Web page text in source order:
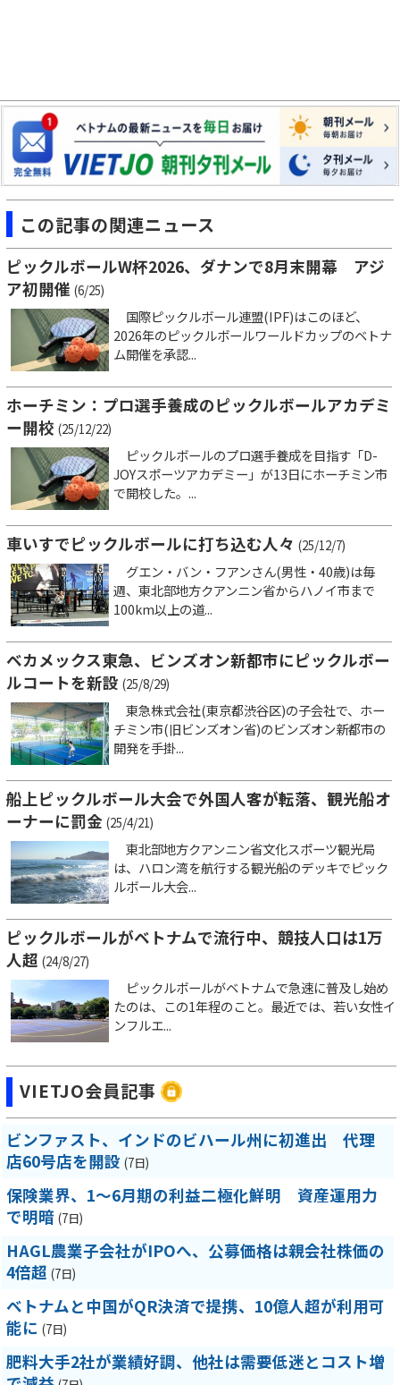
この記事の関連ニュース
ピックルボールW杯2026、ダナンで8月末開幕 アジ
ア初開催 (6/25)
国際ピックルボール連盟(IPF)はこのほど、
2026年のピックルボールワールドカップのベトナ
ム開催を承認...
ホーチミン：プロ選手養成のピックルボールアカデミ
ー開校 (25/12/22)
ピックルボールのプロ選手養成を目指す「D-
JOYスポーツアカデミー」が13日にホーチミン市
で開校した。...
車いすでピックルボールに打ち込む人々 (25/12/7)
グエン・バン・フアンさん(男性・40歳)は毎
週、東北部地方クアンニン省からハノイ市まで
100km以上の道...
ベカメックス東急、ビンズオン新都市にピックルボー
ルコートを新設 (25/8/29)
東急株式会社(東京都渋谷区)の子会社で、ホー
チミン市(旧ビンズオン省)のビンズオン新都市の
開発を手掛...
船上ピックルボール大会で外国人客が転落、観光船オ
ーナーに罰金 (25/4/21)
東北部地方クアンニン省文化スポーツ観光局
は、ハロン湾を航行する観光船のデッキでピック
ルボール大会...
ピックルボールがベトナムで流行中、競技人口は1万
人超 (24/8/27)
ピックルボールがベトナムで急速に普及し始め
たのは、この1年程のこと。最近では、若い女性イ
ンフルエ...
VIETJO会員記事
ビンファスト、インドのビハール州に初進出 代理
店60号店を開設 (7日)
保険業界、1～6月期の利益二極化鮮明 資産運用力
で明暗 (7日)
HAGL農業子会社がIPOへ、公募価格は親会社株価の
4倍超 (7日)
ベトナムと中国がQR決済で提携、10億人超が利用可
能に (7日)
肥料大手2社が業績好調、他社は需要低迷とコスト増